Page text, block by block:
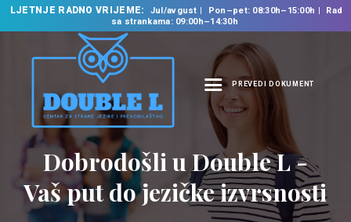
LJETNJE RADNO VRIJEME: Jul/avgust Pon–pet: 08:30h–15:00h
Rad
sa strankama: 09:00h–14:30h
PREVEDI DOKUMENT
NASLOVNA
O NAMA
NAŠE USLUGE
ŠKOLA STRANIH
JEZIKA
Dobrodošli u Double L -
Vaš put do jezičke izvrsnosti